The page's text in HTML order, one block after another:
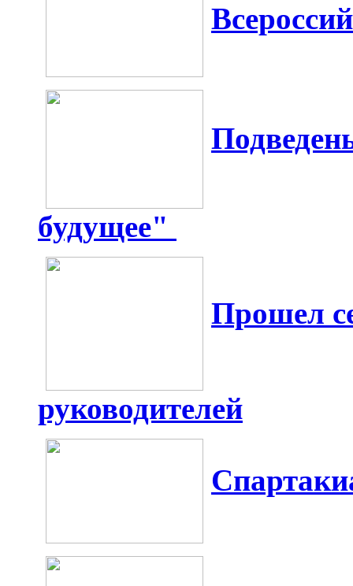
будущее"
Прошел
руководителей